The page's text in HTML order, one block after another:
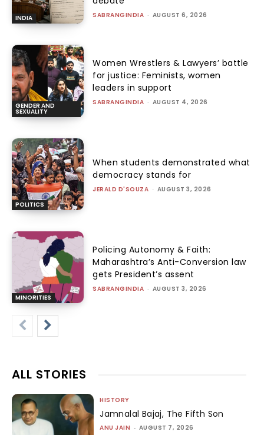
INDIA SABRANGINDIA - AUGUST 6, 2026
GENDER AND
SEXUALITY
Women Wrestlers & Lawyers’ battle
for justice: Feminists, women
leaders in support
SABRANGINDIA - AUGUST 4, 2026
POLITICS
When students demonstrated what
democracy stands for
JERALD D'SOUZA - AUGUST 3, 2026
MINORITIES
Policing Autonomy & Faith:
Maharashtra’s Anti-Conversion law
gets President’s assent
SABRANGINDIA - AUGUST 3, 2026
ALL STORIES
HISTORY
Jamnalal Bajaj, The Fifth Son
ANU JAIN - AUGUST 7, 2026